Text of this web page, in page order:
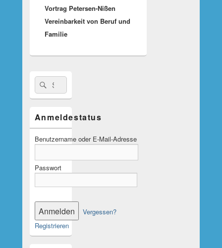
Beitrag:
Vortrag Petersen-Nißen
Vereinbarkeit von Beruf und
Familie
Suche
nach:
Suchen
Anmeldestatus
Benutzername oder E-Mail-Adresse
Passwort
Vergessen?
Registrieren